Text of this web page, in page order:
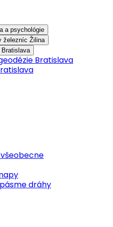
a psychológie
železníc Žilina
Bratislava
dráhy